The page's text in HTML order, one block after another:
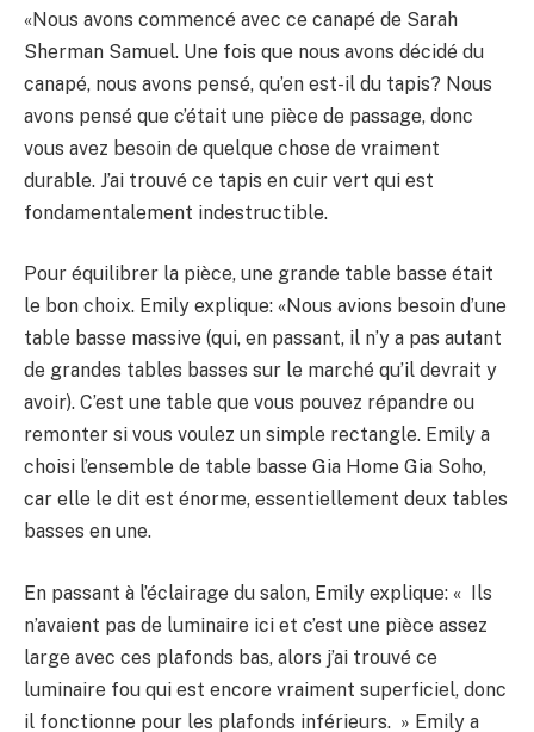
«Nous avons commencé avec ce canapé de Sarah
Sherman Samuel. Une fois que nous avons décidé du
canapé, nous avons pensé, qu’en est-il du tapis? Nous
avons pensé que c’était une pièce de passage, donc
vous avez besoin de quelque chose de vraiment
durable. J’ai trouvé ce tapis en cuir vert qui est
fondamentalement indestructible.
Pour équilibrer la pièce, une grande table basse était
le bon choix. Emily explique: «Nous avions besoin d’une
table basse massive (qui, en passant, il n’y a pas autant
de grandes tables basses sur le marché qu’il devrait y
avoir). C’est une table que vous pouvez répandre ou
remonter si vous voulez un simple rectangle. Emily a
choisi l’ensemble de table basse Gia Home Gia Soho,
car elle le dit est énorme, essentiellement deux tables
basses en une.
En passant à l’éclairage du salon, Emily explique: « Ils
n’avaient pas de luminaire ici et c’est une pièce assez
large avec ces plafonds bas, alors j’ai trouvé ce
luminaire fou qui est encore vraiment superficiel, donc
il fonctionne pour les plafonds inférieurs. » Emily a